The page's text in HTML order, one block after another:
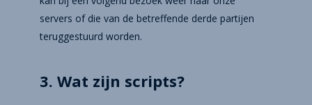
servers of die van de betreffende derde partijen
teruggestuurd worden.
3. Wat zijn scripts?